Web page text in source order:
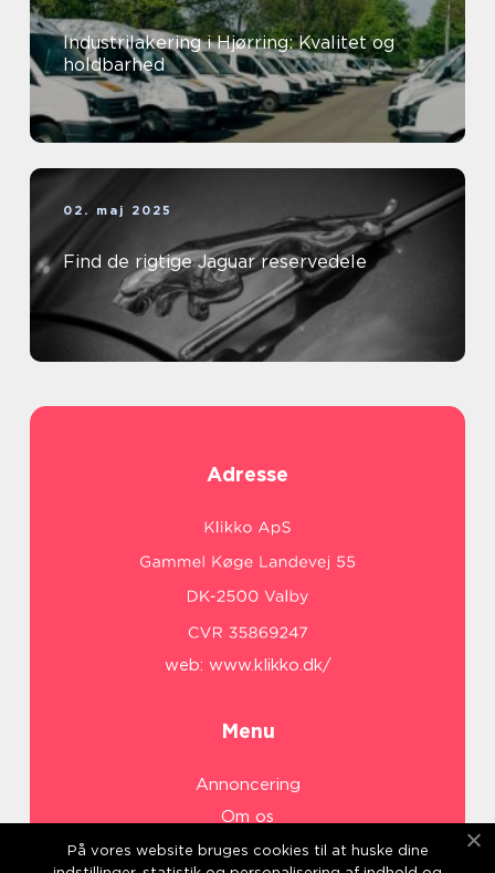
Industrilakering i Hjørring: Kvalitet og
holdbarhed
02. maj 2025
Find de rigtige Jaguar reservedele
Adresse
web: www.klikko.dk/
Menu
Annoncering
Om os
Cookies
På vores website bruges cookies til at huske dine